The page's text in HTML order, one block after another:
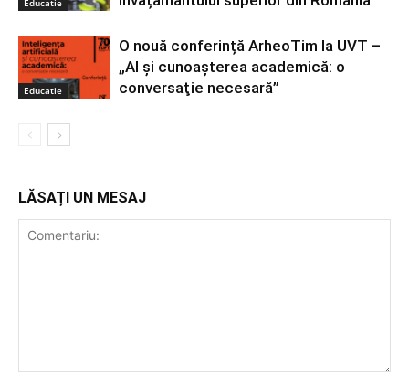
Educatie
O nouă conferință ArheoTim la UVT –
„AI și cunoașterea academică: o
conversaţie necesară”
LĂSAȚI UN MESAJ